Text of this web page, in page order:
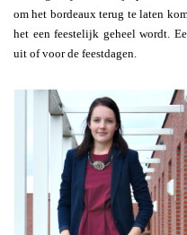
om het bordeaux terug te laten
het een feestelijk geheel wordt.
uit of voor de feestdagen.